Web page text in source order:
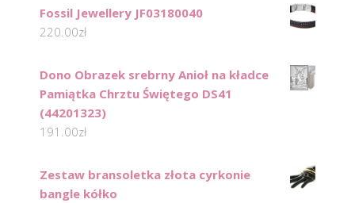
Fossil Jewellery JF03180040
220.00zł
Dono Obrazek srebrny Anioł na kładce
Pamiątka Chrztu Świętego DS41
(44201323)
191.00zł
Zestaw bransoletka złota cyrkonie
bangle kółko